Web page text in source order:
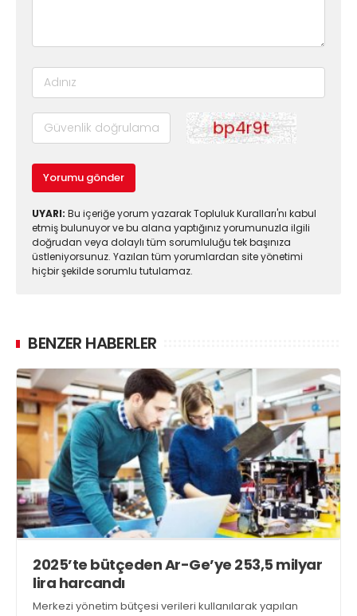
Yorumu gönder
UYARI: Bu içeriğe yorum yazarak Topluluk Kuralları'nı kabul
etmiş bulunuyor ve bu alana yaptığınız yorumunuzla ilgili
doğrudan veya dolaylı tüm sorumluluğu tek başınıza
üstleniyorsunuz. Yazılan tüm yorumlardan site yönetimi
hiçbir şekilde sorumlu tutulamaz.
BENZER HABERLER
2025’te bütçeden Ar-Ge’ye 253,5 milyar
lira harcandı
Merkezi yönetim bütçesi verileri kullanılarak yapılan